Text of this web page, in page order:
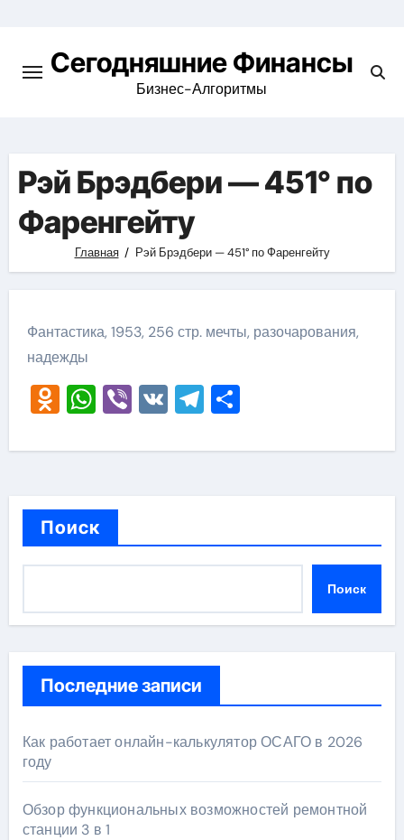
содержимомуСегодняшние Финансы
Бизнес-Алгоритмы
Рэй Брэдбери — 451° по
Фаренгейту
Главная Рэй Брэдбери — 451° по Фаренгейту
Фантастика, 1953, 256 стр. мечты, разочарования,
надежды
Odnoklassniki
WhatsApp
Viber
VKTelegram
Отправить
Поиск
Поиск
Последние записи
Как работает онлайн-калькулятор ОСАГО в 2026
году
Обзор функциональных возможностей ремонтной
станции 3 в 1